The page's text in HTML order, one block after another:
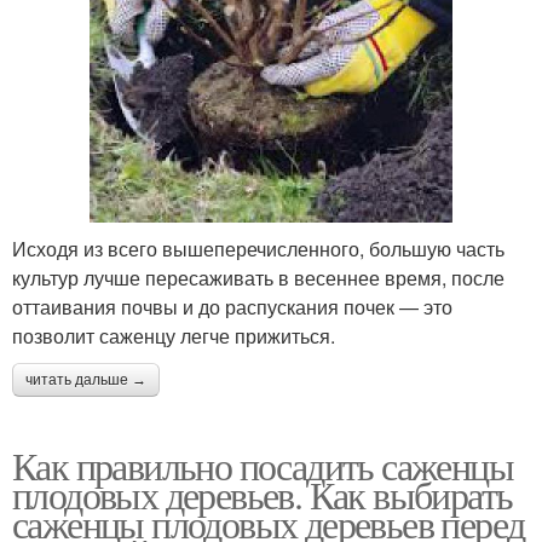
Исходя из всего вышеперечисленного, большую часть
культур лучше пересаживать в весеннее время, после
оттаивания почвы и до распускания почек — это
позволит саженцу легче прижиться.
читать дальше →
Как правильно посадить саженцы
плодовых деревьев. Как выбирать
саженцы плодовых деревьев перед